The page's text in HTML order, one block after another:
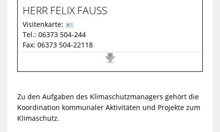
TOURISMUS
SANIERUNG FREIBAD
HERR FELIX FAUSS
Visitenkarte:
Tel.: 06373 504-244
Fax: 06373 504-22118
E-Mail:f.fauss@vgog.de
https://www.vgog.de
Rathausstraße 8
66901 Schönenberg-Kübelberg
POSTADRESSE
Zu den Aufgaben des Klimaschutzmanagers gehört die
Koordination kommunaler Aktivitäten und Projekte zum
Klimaschutz.